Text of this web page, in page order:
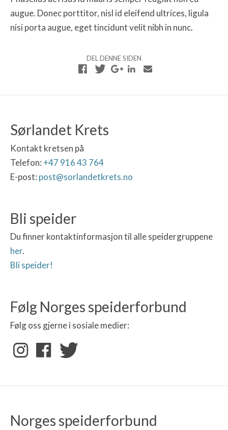
augue. Donec porttitor, nisl id eleifend ultrices, ligula
nisi porta augue, eget tincidunt velit nibh in nunc.
DEL DENNE SIDEN
Sørlandet Krets
Kontakt kretsen på
Telefon: +47 916 43 764
E-post: post@sorlandetkrets.no
Bli speider
Du finner kontaktinformasjon til alle speidergruppene
her.
Bli speider!
Følg Norges speiderforbund
Følg oss gjerne i sosiale medier:
Norges speiderforbund